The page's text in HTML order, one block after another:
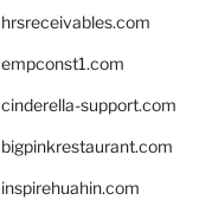
hrsreceivables.com
empconst1.com
cinderella-support.com
bigpinkrestaurant.com
inspirehuahin.com